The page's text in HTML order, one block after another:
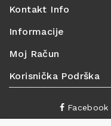
Kontakt Info
Informacije
Moj Račun
Korisnička Podrška
Facebook